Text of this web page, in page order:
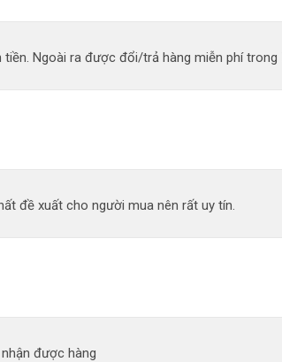
Ngoài ra được đổi/trả hàng miễn phí trong
đề xuất cho người mua nên rất uy tín.
được hàng